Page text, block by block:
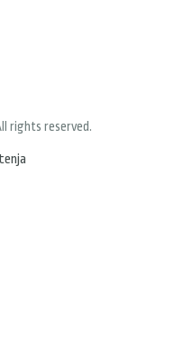
rights reserved.